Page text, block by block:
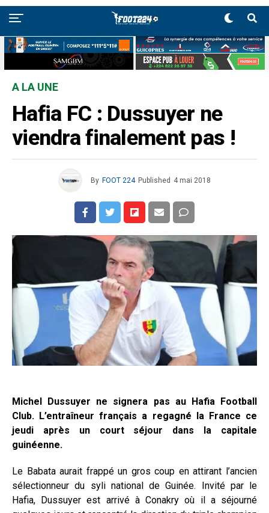
A LA UNE
Hafia FC : Dussuyer ne
viendra finalement pas !
By FOOT 224 Published 4 mai 2018
Michel Dussuyer ne signera pas au Hafia Football
Club. L’entraîneur français a regagné la France ce
jeudi après un court séjour dans la capitale
guinéenne.
Le Babata aurait frappé un gros coup en attirant l’ancien
sélectionneur du syli national de Guinée. Invité par le
Hafia, Dussuyer est arrivé à Conakry où il a séjourné